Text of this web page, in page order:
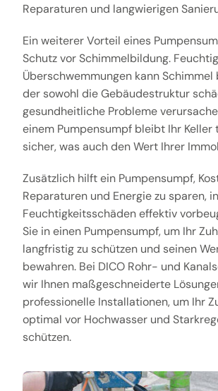
Reparaturen und langwierigen
Ein weiterer Vorteil eines
Schutz vor Schimmelbildung.
Überschwemmungen kann Schimmel
der sowohl die Gebäudestruktur
gesundheitliche Probleme
einem Pumpensumpf bleibt Ihr Keller
sicher, was auch den Wert Ihrer
Zusätzlich hilft ein Pumpensumpf,
Reparaturen und Energie zu sparen,
Feuchtigkeitsschäden effektiv
Sie in einen Pumpensumpf, um Ihr
langfristig zu schützen und seinen
bewahren. Bei DICO Rohr- und
wir Ihnen maßgeschneiderte
professionelle Installationen, um Ihr
optimal vor Hochwasser und
schützen.